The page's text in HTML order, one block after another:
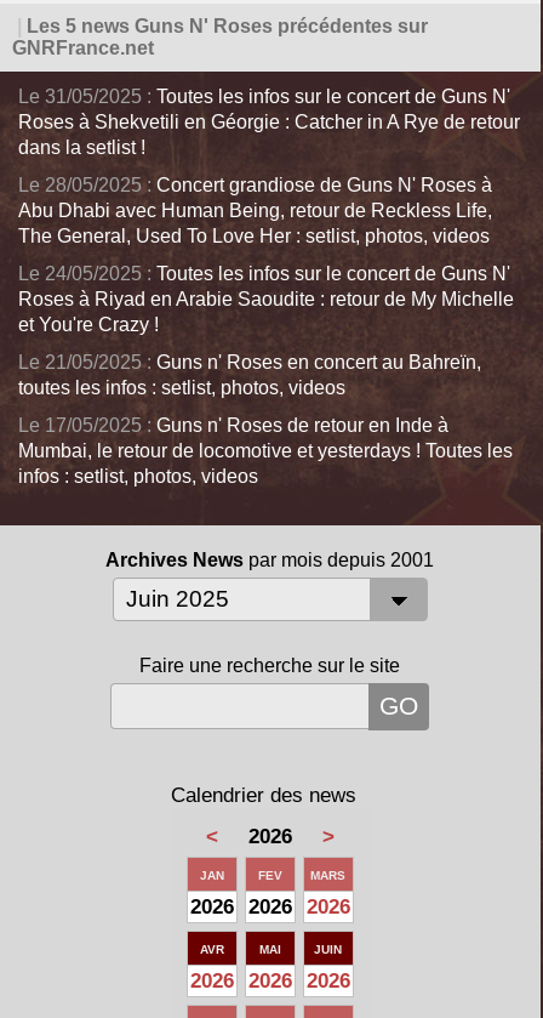
Les 5 news Guns N' Roses précédentes sur
GNRFrance.net
Le 31/05/2025 : Toutes les infos sur le concert de Guns N'
Roses à Shekvetili en Géorgie : Catcher in A Rye de retour
dans la setlist !
Le 28/05/2025 : Concert grandiose de Guns N' Roses à
Abu Dhabi avec Human Being, retour de Reckless Life,
The General, Used To Love Her : setlist, photos, videos
Le 24/05/2025 : Toutes les infos sur le concert de Guns N'
Roses à Riyad en Arabie Saoudite : retour de My Michelle
et You're Crazy !
Le 21/05/2025 : Guns n' Roses en concert au Bahreïn,
toutes les infos : setlist, photos, videos
Le 17/05/2025 : Guns n' Roses de retour en Inde à
Mumbai, le retour de locomotive et yesterdays ! Toutes les
infos : setlist, photos, videos
Archives News par mois depuis 2001
Faire une recherche sur le site
Calendrier des news
<
2026 >
JAN
2026
FEV
2026
MARS
2026
AVR
2026
MAI
2026
JUIN
2026